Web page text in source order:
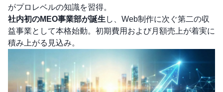
がプロレベルの知識を習得。
社内初のMEO事業部が誕生 し、Web制作に次ぐ第二の収
益事業として本格始動。初期費用および月額売上が着実に
積み上がる見込み。